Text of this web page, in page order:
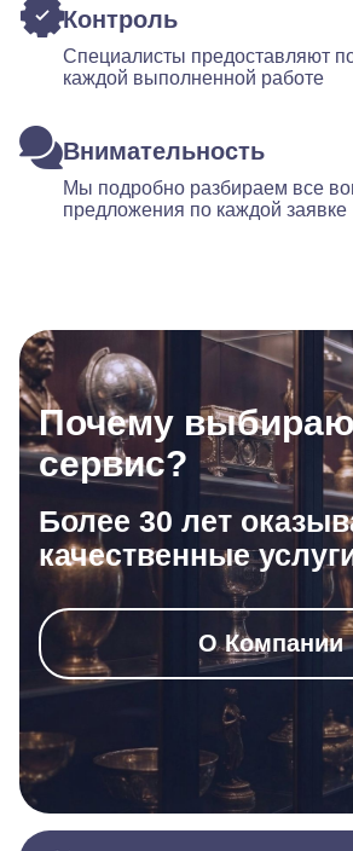
Контроль
Специалисты предоставляют
каждой выполненной работе
Внимательность
Мы подробно разбираем все
предложения по каждой заявке
Почему
сервис?
Более 30 лет
качественные
О Компании